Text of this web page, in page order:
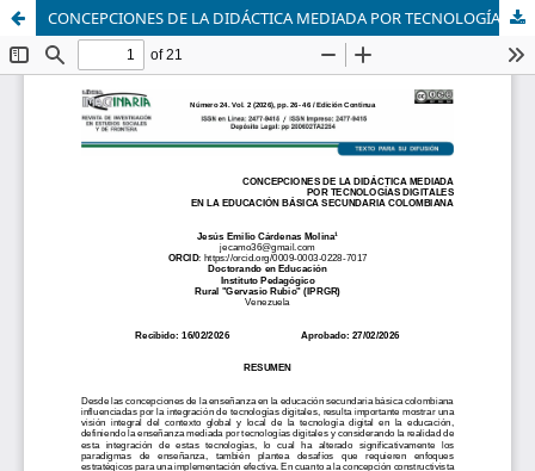
CONCEPCIONES DE LA DIDÁCTICA MEDIADA POR TECNOLOGÍAS DIGITALES EN LA EDUCACIÓN BÁSICA SECUNDARIA COLOMBIANA